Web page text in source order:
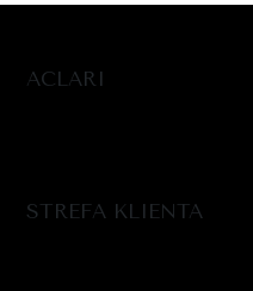
ACLARI
STREFA KLIENTA